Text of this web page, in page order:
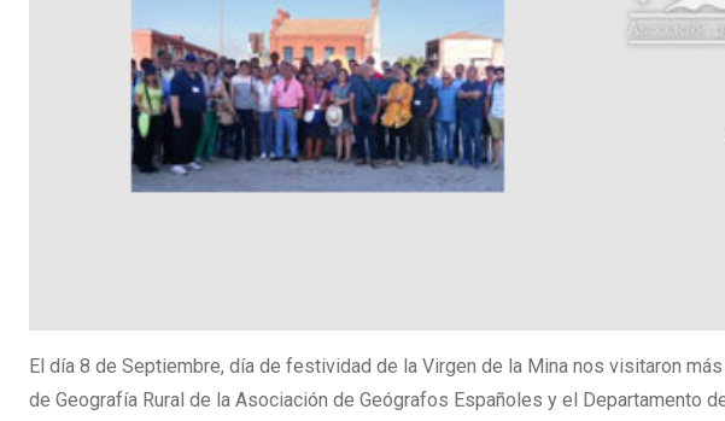
El día 8 de Septiembre, día de festividad de la Virgen de la Mina nos visitaron
de Geografía Rural de la Asociación de Geógrafos Españoles y el Departamento